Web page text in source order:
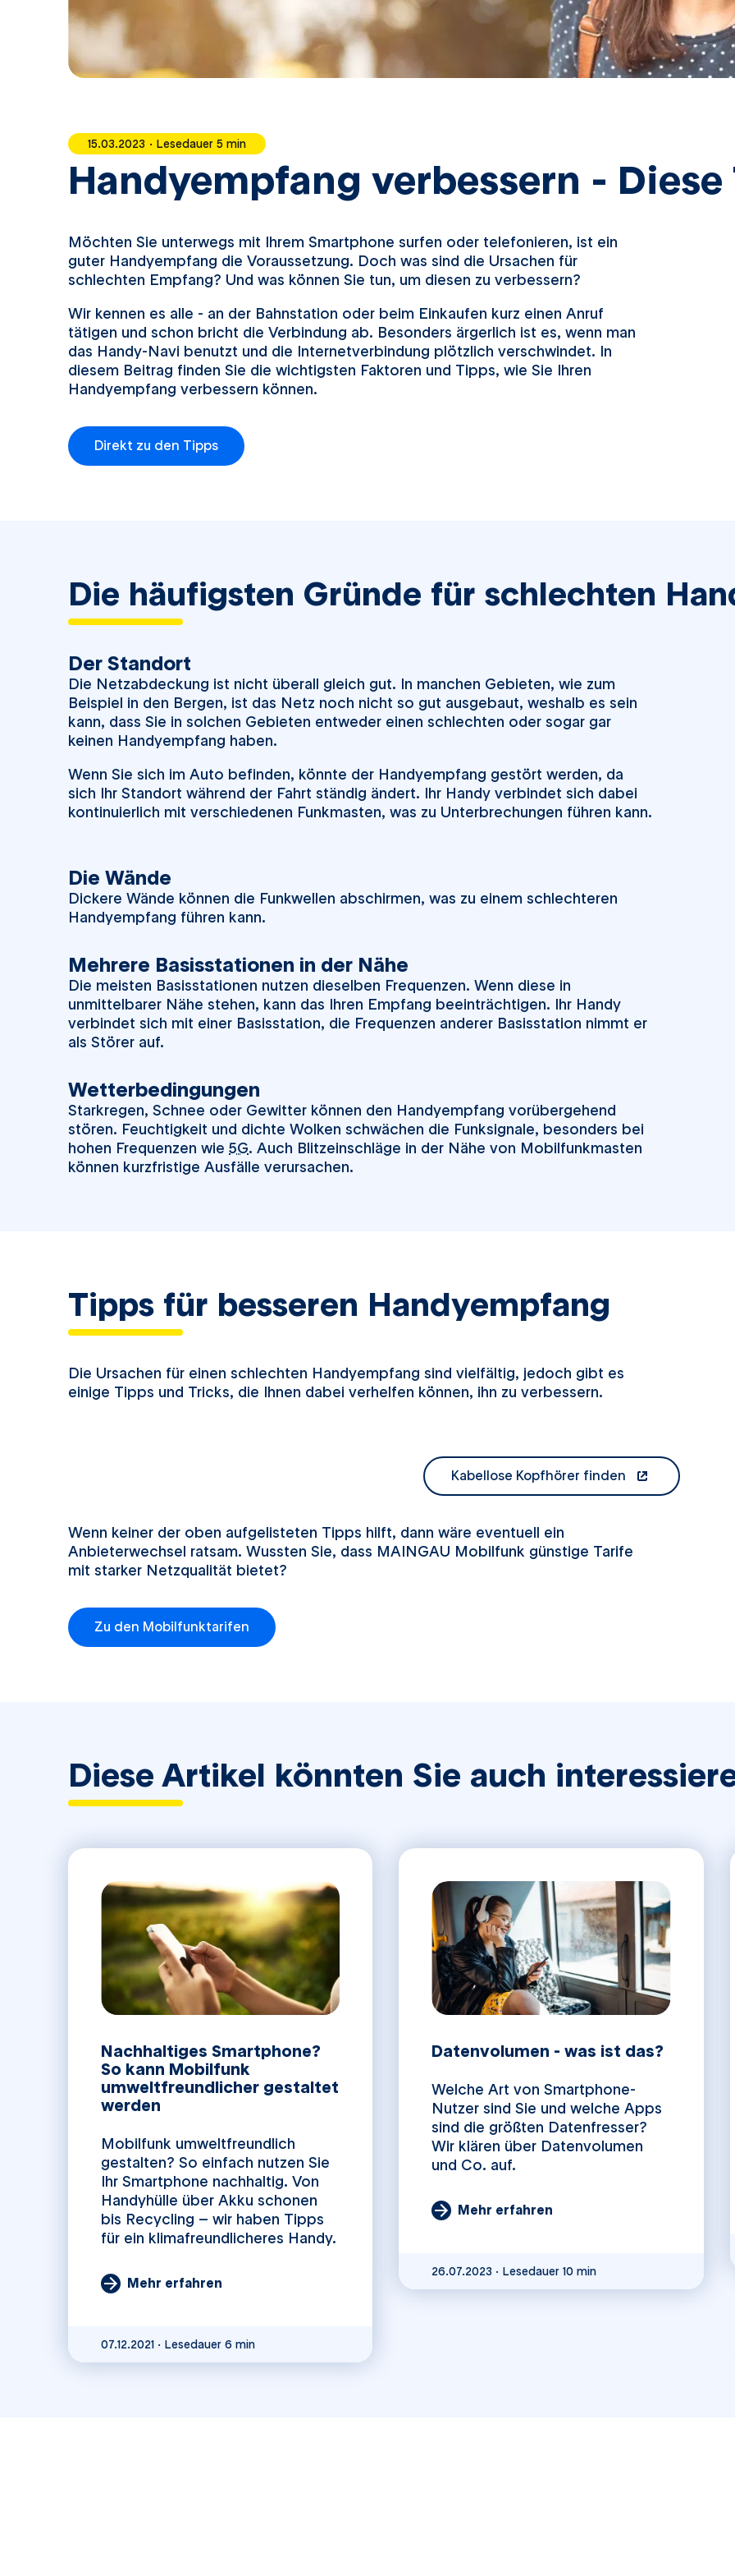
15.03.2023 · Lesedauer 5 min
Handyempfang verbessern -
Möchten Sie unterwegs mit Ihrem Smartphone surfen oder telefonieren, ist ein
guter Handyempfang die Voraussetzung. Doch was sind die Ursachen für
schlechten Empfang? Und was können Sie tun, um diesen zu verbessern?
Wir kennen es alle - an der Bahnstation oder beim Einkaufen kurz einen Anruf
tätigen und schon bricht die Verbindung ab. Besonders ärgerlich ist es, wenn man
das Handy-Navi benutzt und die Internetverbindung plötzlich verschwindet. In
diesem Beitrag finden Sie die wichtigsten Faktoren und Tipps, wie Sie Ihren
Handyempfang verbessern können.
Direkt zu den Tipps
Die häufigsten Gründe für schlechten
Der Standort
Die Netzabdeckung ist nicht überall gleich gut. In manchen Gebieten, wie zum
Beispiel in den Bergen, ist das Netz noch nicht so gut ausgebaut, weshalb es sein
kann, dass Sie in solchen Gebieten entweder einen schlechten oder sogar gar
keinen Handyempfang haben.
Wenn Sie sich im Auto befinden, könnte der Handyempfang gestört werden, da
sich Ihr Standort während der Fahrt ständig ändert. Ihr Handy verbindet sich dabei
kontinuierlich mit verschiedenen Funkmasten, was zu Unterbrechungen führen kann.
Die Wände
Dickere Wände können die Funkwellen abschirmen, was zu einem schlechteren
Handyempfang führen kann.
Mehrere Basisstationen in der Nähe
Die meisten Basisstationen nutzen dieselben Frequenzen. Wenn diese in
unmittelbarer Nähe stehen, kann das Ihren Empfang beeinträchtigen. Ihr Handy
verbindet sich mit einer Basisstation, die Frequenzen anderer Basisstation nimmt er
als Störer auf.
Wetterbedingungen
Starkregen, Schnee oder Gewitter können den Handyempfang vorübergehend
stören. Feuchtigkeit und dichte Wolken schwächen die Funksignale, besonders bei
hohen Frequenzen wie5G. Auch Blitzeinschläge in der Nähe von Mobilfunkmasten
können kurzfristige Ausfälle verursachen.
Tipps für besseren Handyempfang
Die Ursachen für einen schlechten Handyempfang sind vielfältig, jedoch gibt es
einige Tipps und Tricks, die Ihnen dabei verhelfen können, ihn zu verbessern.
Kabellose Kopfhörer findenöffnet in einem neuen Tab
Wenn keiner der oben aufgelisteten Tipps hilft, dann wäre eventuell ein
Anbieterwechsel ratsam. Wussten Sie, dass MAINGAU Mobilfunk günstige Tarife
mit starker Netzqualität bietet?
Zu den Mobilfunktarifen
Diese Artikel könnten Sie auch
Nachhaltiges Smartphone?
So kann Mobilfunk
umweltfreundlicher gestaltet
werden
Mobilfunk umweltfreundlich
gestalten? So einfach nutzen Sie
Ihr Smartphone nachhaltig. Von
Handyhülle über Akku schonen
bis Recycling – wir haben Tipps
für ein klimafreundlicheres Handy.
Veröffentlicht am07.12.2021
Lesedauer 6 min
Mehr erfahren
07.12.2021 · Lesedauer 6 min
Datenvolumen - was ist das?
Welche Art von Smartphone-
Nutzer sind Sie und welche Apps
sind die größten Datenfresser?
Wir klären über Datenvolumen
und Co. auf.
Veröffentlicht am26.07.2023
Lesedauer 10 min
Mehr erfahren
26.07.2023 · Lesedauer 10 min